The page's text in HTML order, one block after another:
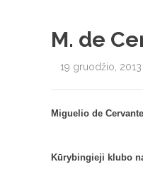
M. de
19 gruodžio, 2013
Miguelio de
Kūrybingieji klubo